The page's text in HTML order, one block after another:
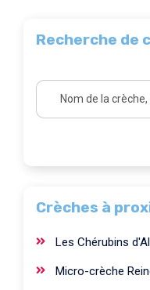
Recherche de
Crèches à
Les Chérubins
Micro-crèche